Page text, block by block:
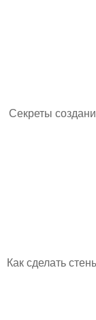
Секреты
Как сделать